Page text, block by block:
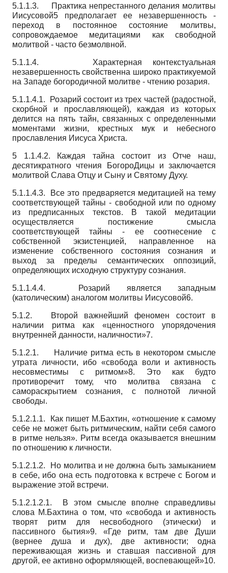
5.1.1.3. Практика непрестанного делания молитвы
Иисусовой5 предполагает ее незавершенность -
переход в постоянное состояние молитвы,
сопровождаемое медитациями как свободной
молитвой - часто безмолвной.
5.1.1.4. Характерная контекстуальная
незавершенность свойственна широко практикуемой
на Западе богородичной молитве - чтению розария.
5.1.1.4.1. Розарий состоит из трех частей (радостной,
скорбной и прославляющей), каждая из которых
делится на пять тайн, связанных с определенными
моментами жизни, крестных мук и небесного
прославления Иисуса Христа.
5 1.1.4.2. Каждая тайна состоит из Отче наш,
десятикратного чтения БогороДицы и заключается
молитвой Слава Отцу и Сыну и Святому Духу.
5.1.1.4.3. Все это предваряется медитацией на тему
соответствующей тайны - свободной или по одному
из предписанных текстов. В такой медитации
осуществляется постижение смысла
соответствующей тайны - ее соотнесение с
собственной экзистенцией, направленное на
изменение собственного состояния сознания и
выход за пределы семантических оппозиций,
определяющих исходную структуру сознания.
5.1.1.4.4. Розарий является западным
(католическим) аналогом молитвы Иисусовой6.
5.1.2. Второй важнейший феномен состоит в
наличии ритма как «ценностного упорядочения
внутренней данности, наличности»7.
5.1.2.1. Наличие ритма есть в некотором смысле
утрата личности, ибо «свобода воли и активность
несовместимы с ритмом»8. Это как будто
противоречит тому, что молитва связана с
самораскрытием сознания, с полнотой личной
свободы.
5.1.2.1.1. Как пишет М.Бахтин, «отношение к самому
себе не может быть ритмическим, найти себя самого
в ритме нельзя». Ритм всегда оказывается внешним
по отношению к личности.
5.1.2.1.2. Но молитва и не должна быть замыканием
в себе, ибо она есть подготовка к встрече с Богом и
выражение этой встречи.
5.1.2.1.2.1. В этом смысле вполне справедливы
слова М.Бахтина о том, что «свобода и активность
творят ритм для несвободного (этически) и
пассивного бытия»9. «Где ритм, там две Души
(вернее душа и дух), две активности; одна
переживающая жизнь и ставшая пассивной для
другой, ее активно оформляющей, воспевающей»10.